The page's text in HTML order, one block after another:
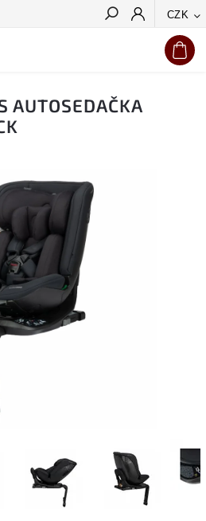
CZK
Hledat
AUTOSEDAČKA